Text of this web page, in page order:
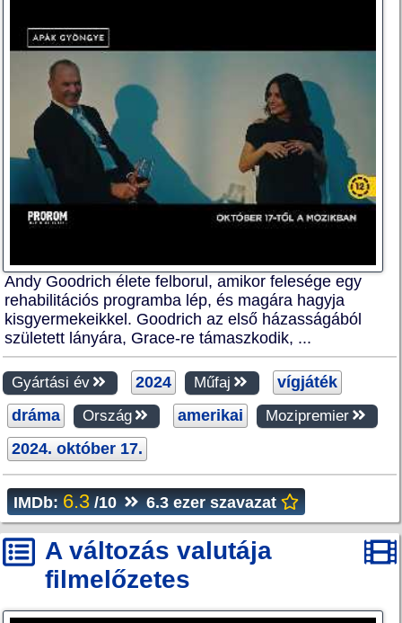
Andy Goodrich élete felborul, amikor felesége egy
rehabilitációs programba lép, és magára hagyja
kisgyermekeikkel. Goodrich az első házasságából
született lányára, Grace-re támaszkodik, ...
Gyártási év 2024 Műfaj
vígjáték
dráma
Ország amerikai Mozipremier
2024. október 17.
IMDb: 6.3 /10 6.3 ezer szavazat
A változás valutája
filmelőzetes